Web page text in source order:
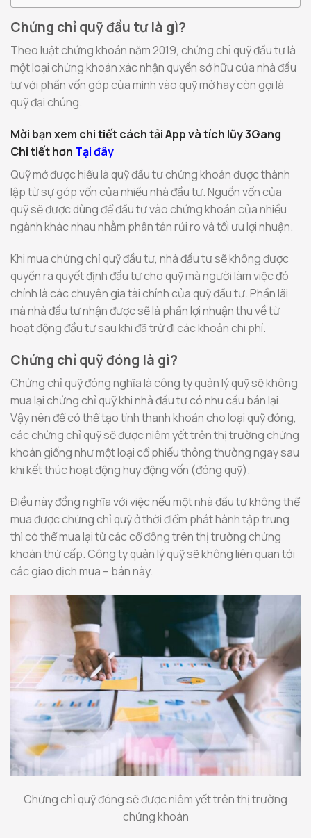
Chứng chỉ quỹ đầu tư là gì?
Theo luật chứng khoán năm 2019, chứng chỉ quỹ đầu tư là
một loại chứng khoán xác nhận quyền sở hữu của nhà đầu
tư với phần vốn góp của mình vào quỹ mở hay còn gọi là
quỹ đại chúng.
Mời bạn xem chi tiết cách tải App và tích lũy 3Gang
Chi tiết hơn Tại đây
Quỹ mở được hiểu là quỹ đầu tư chứng khoán được thành
lập từ sự góp vốn của nhiều nhà đầu tư. Nguồn vốn của
quỹ sẽ được dùng để đầu tư vào chứng khoán của nhiều
ngành khác nhau nhằm phân tán rủi ro và tối ưu lợi nhuận.
Khi mua chứng chỉ quỹ đầu tư, nhà đầu tư sẽ không được
quyền ra quyết định đầu tư cho quỹ mà người làm việc đó
chính là các chuyên gia tài chính của quỹ đầu tư. Phần lãi
mà nhà đầu tư nhận được sẽ là phần lợi nhuận thu về từ
hoạt động đầu tư sau khi đã trừ đi các khoản chi phí.
Chứng chỉ quỹ đóng là gì?
Chứng chỉ quỹ đóng nghĩa là công ty quản lý quỹ sẽ không
mua lại chứng chỉ quỹ khi nhà đầu tư có nhu cầu bán lại.
Vậy nên để có thể tạo tính thanh khoản cho loại quỹ đóng,
các chứng chỉ quỹ sẽ được niêm yết trên thị trường chứng
khoán giống như một loại cổ phiếu thông thường ngay sau
khi kết thúc hoạt động huy động vốn (đóng quỹ).
Điều này đồng nghĩa với việc nếu một nhà đầu tư không thể
mua được chứng chỉ quỹ ở thời điểm phát hành tập trung
thì có thể mua lại từ các cổ đông trên thị trường chứng
khoán thứ cấp. Công ty quản lý quỹ sẽ không liên quan tới
các giao dịch mua – bán này.
Chứng chỉ quỹ đóng sẽ được niêm yết trên thị trường
chứng khoán